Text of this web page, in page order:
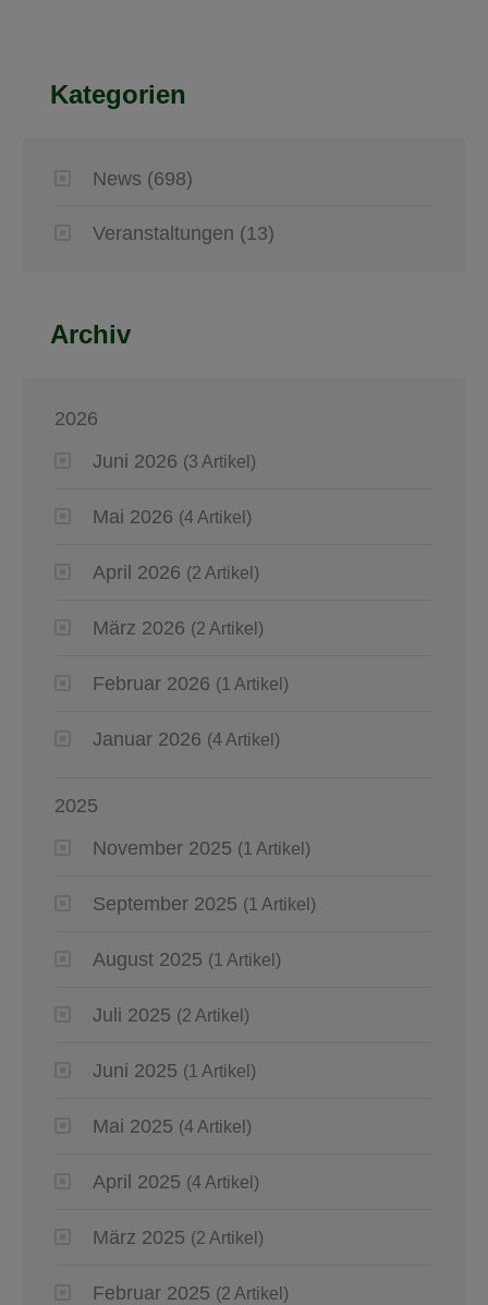
Kategorien
News (698)
Veranstaltungen (13)
Archiv
2026
Juni 2026 (3 Artikel)
Mai 2026 (4 Artikel)
April 2026 (2 Artikel)
März 2026 (2 Artikel)
Februar 2026 (1 Artikel)
Januar 2026 (4 Artikel)
2025
November 2025 (1 Artikel)
September 2025 (1 Artikel)
August 2025 (1 Artikel)
Juli 2025 (2 Artikel)
Juni 2025 (1 Artikel)
Mai 2025 (4 Artikel)
April 2025 (4 Artikel)
März 2025 (2 Artikel)
Februar 2025 (2 Artikel)